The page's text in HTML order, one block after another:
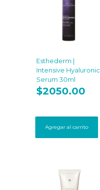
Esthederm |
Intensive Hyaluronic
Serum 30ml
$2050.00
Agregar al carrito